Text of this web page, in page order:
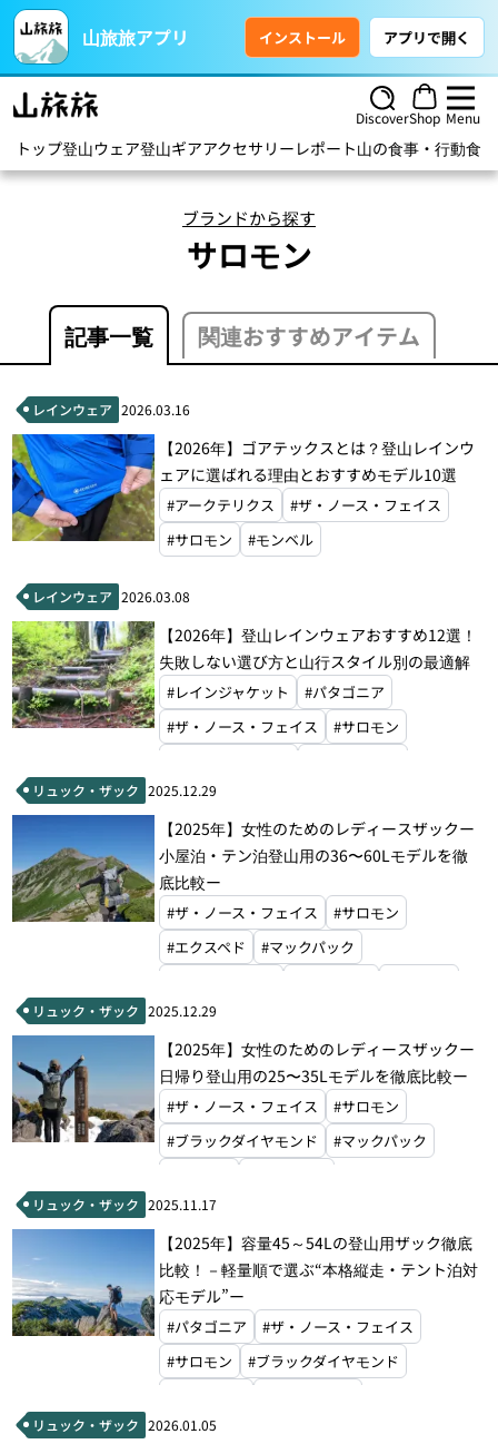
山旅旅アプリ インストール アプリで開く
DiscoverShop Menu
トップ登山ウェア登山ギアアクセサリー レポート山の食事・行動食
ブランドから探す
サロモン
記事一覧 関連おすすめアイテム
レインウェア 2026.03.16
【2026年】ゴアテックスとは？登山レインウ
ェアに選ばれる理由とおすすめモデル10選
#アークテリクス
#ザ・ノース・フェイス
#サロモン
#モンベル
レインウェア 2026.03.08
【2026年】登山レインウェアおすすめ12選！
失敗しない選び方と山行スタイル別の最適解
#レインジャケット
#パタゴニア
#ザ・ノース・フェイス
#サロモン
#モンベル
リュック・ザック 2025.12.29
【2025年】女性のためのレディースザックー
小屋泊・テン泊登山用の36〜60Lモデルを徹
底比較ー
#ザ・ノース・フェイス
#サロモン
#エクスペド
#マックパック
#オスプレー
#ミステリーランチ
#モンベル
リュック・ザック 2025.12.29
【2025年】女性のためのレディースザックー
日帰り登山用の25〜35Lモデルを徹底比較ー
#ザ・ノース・フェイス
#サロモン
#ブラックダイヤモンド
#マックパック
#アルティメイトディレクション
#ミステリーランチ
#モンベル
リュック・ザック 2025.11.17
【2025年】容量45～54Lの登山用ザック徹底
比較！－軽量順で選ぶ“本格縦走・テント泊対
応モデル”ー
#パタゴニア
#ザ・ノース・フェイス
#サロモン
#ブラックダイヤモンド
#グラナイトギア
リュック・ザック 2026.01.05